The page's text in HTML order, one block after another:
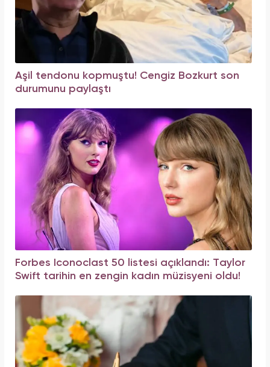
Aşil tendonu kopmuştu! Cengiz Bozkurt son
durumunu paylaştı
Forbes Iconoclast 50 listesi açıklandı: Taylor
Swift tarihin en zengin kadın müzisyeni oldu!